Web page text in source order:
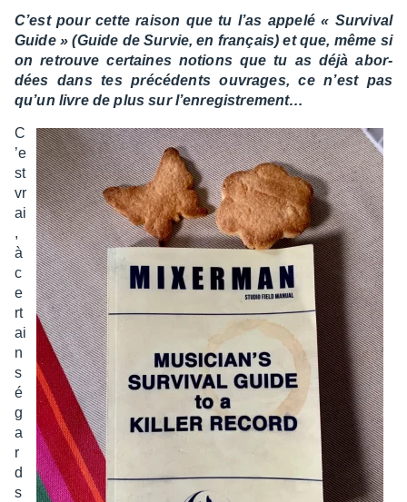
C’est pour cette raison que tu l’as appelé « Survi­val
Guide » (Guide de Survie, en français) et que, même si
on retrouve certaines notions que tu as déjà abor­
dées dans tes précé­dents ouvrages, ce n’est pas
qu’un livre de plus sur l’en­re­gis­tre­ment…
C
’e
st
vr
ai
,
à
c
e
rt
ai
n
s
é
g
a
r
d
s